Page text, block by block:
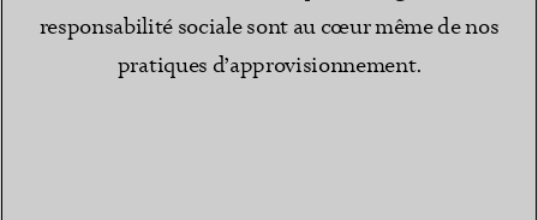
responsabilité sociale sont au cœur même de nos
pratiques d’approvisionnement.